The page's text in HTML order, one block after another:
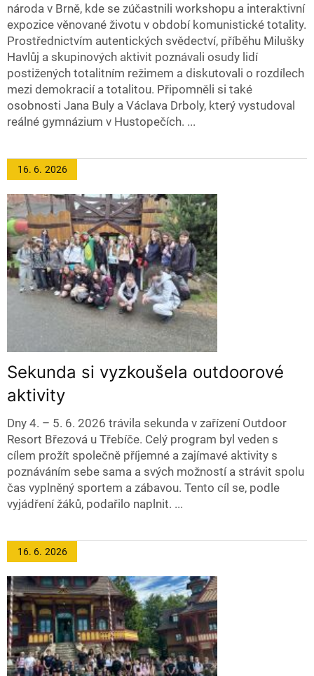
národa v Brně, kde se zúčastnili workshopu a interaktivní
expozice věnované životu v období komunistické totality.
Prostřednictvím autentických svědectví, příběhu Milušky
Havlůj a skupinových aktivit poznávali osudy lidí
postižených totalitním režimem a diskutovali o rozdílech
mezi demokracií a totalitou. Připomněli si také
osobnosti Jana Buly a Václava Drboly, který vystudoval
reálné gymnázium v Hustopečích. ...
16. 6. 2026
Sekunda si vyzkoušela outdoorové
aktivity
Dny 4. – 5. 6. 2026 trávila sekunda v zařízení Outdoor
Resort Březová u Třebíče. Celý program byl veden s
cílem prožít společně příjemné a zajímavé aktivity s
poznáváním sebe sama a svých možností a strávit spolu
čas vyplněný sportem a zábavou. Tento cíl se, podle
vyjádření žáků, podařilo naplnit. ...
16. 6. 2026